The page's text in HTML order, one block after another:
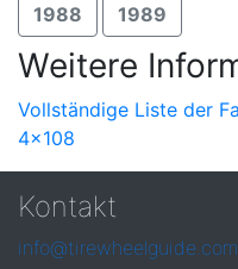
1988 1989
Weitere
Vollständige Liste der
4x108
Kontakt
info@tirewheelguide.com